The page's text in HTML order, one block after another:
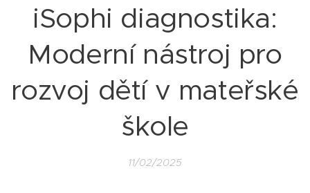
iSophi diagnostika:
Moderní nástroj pro
rozvoj dětí v mateřské
škole
11/02/2025